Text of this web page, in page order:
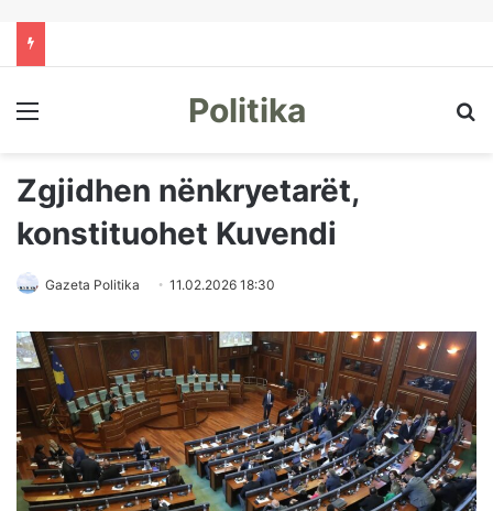
Menu Politika
Zgjidhen nënkryetarët,
konstituohet Kuvendi
Gazeta Politika 11.02.2026 18:30